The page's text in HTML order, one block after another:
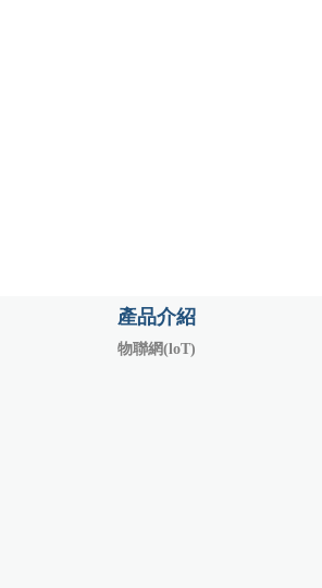
產品介紹
物聯網(loT)